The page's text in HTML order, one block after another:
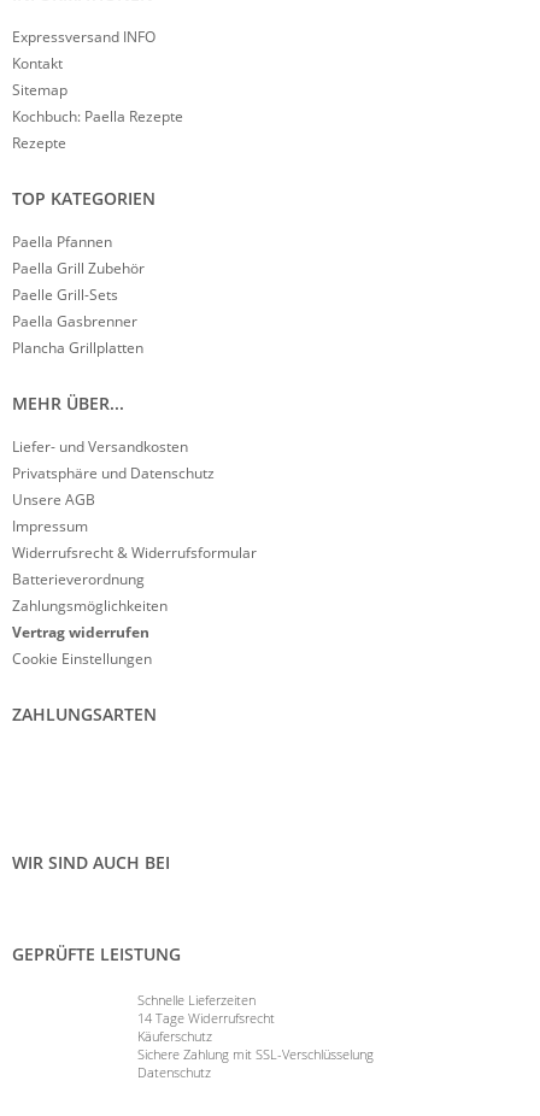
Expressversand INFO
Kontakt
Sitemap
Kochbuch: Paella Rezepte
Rezepte
TOP KATEGORIEN
Paella Pfannen
Paella Grill Zubehör
Paelle Grill-Sets
Paella Gasbrenner
Plancha Grillplatten
MEHR ÜBER...
Liefer- und Versandkosten
Privatsphäre und Datenschutz
Unsere AGB
Impressum
Widerrufsrecht & Widerrufsformular
Batterieverordnung
Zahlungsmöglichkeiten
Vertrag widerrufen
Cookie Einstellungen
ZAHLUNGSARTEN
WIR SIND AUCH BEI
GEPRÜFTE LEISTUNG
Schnelle Lieferzeiten
14 Tage Widerrufsrecht
Käuferschutz
Sichere Zahlung mit SSL-Verschlüsselung
Datenschutz